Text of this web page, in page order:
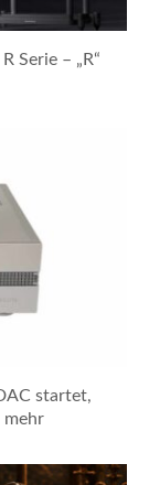
Serie – „R“
startet,
mehr